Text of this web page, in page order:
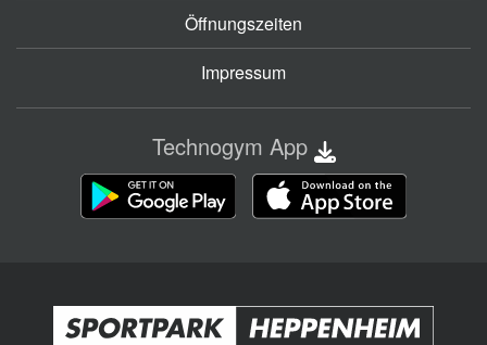
Öffnungszeiten
Impressum
Technogym App